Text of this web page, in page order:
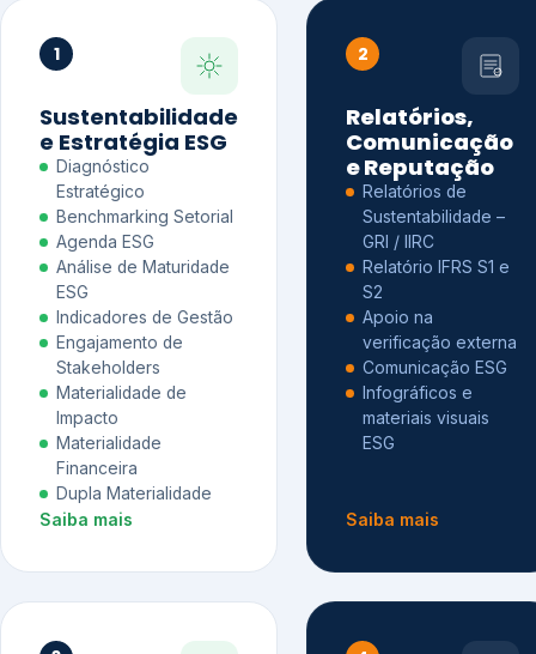
1
Sustentabilidade
e Estratégia ESG
Diagnóstico
Estratégico
Benchmarking Setorial
Agenda ESG
Análise de Maturidade
ESG
Indicadores de Gestão
Engajamento de
Stakeholders
Materialidade de
Impacto
Materialidade
Financeira
Dupla Materialidade
Saiba mais
2
Relatórios,
Comunicação
e Reputação
Relatórios de
Sustentabilidade –
GRI / IIRC
Relatório IFRS S1 e
S2
Apoio na
verificação externa
Comunicação ESG
Infográficos e
materiais visuais
ESG
Saiba mais